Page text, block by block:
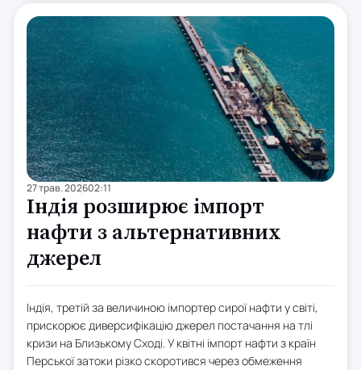
27 трав. 202602:11
Індія розширює імпорт
нафти з альтернативних
джерел
Індія, третій за величиною імпортер сирої нафти у світі,
прискорює диверсифікацію джерел постачання на тлі
кризи на Близькому Сході. У квітні імпорт нафти з країн
Перської затоки різко скоротився через обмеження